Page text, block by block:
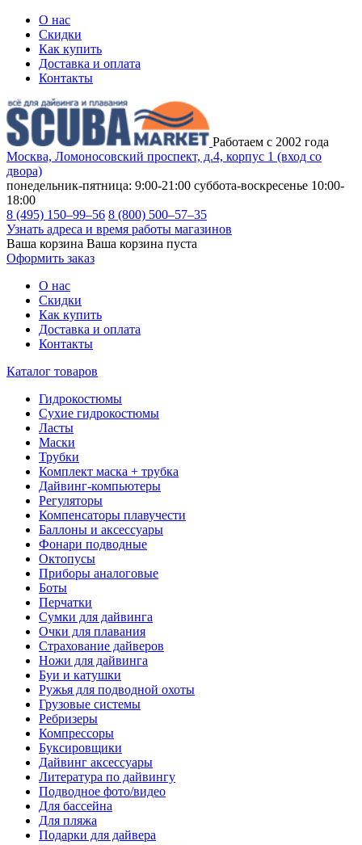
О нас
Скидки
Как купить
Доставка и оплата
Контакты
Работаем с 2002 года
Москва, Ломоносовский проспект, д.4, корпус 1 (вход со
двора)
понедельник-пятница: 9:00-21:00 суббота-воскресенье 10:00-
18:00
8 (495) 150–99–56 8 (800) 500–57–35
Узнать адреса и время работы магазинов
Ваша корзина Ваша корзина пуста
Оформить заказ
О нас
Скидки
Как купить
Доставка и оплата
Контакты
Каталог товаров
Гидрокостюмы
Сухие гидрокостюмы
Ласты
Маски
Трубки
Комплект маска + трубка
Дайвинг-компьютеры
Регуляторы
Компенсаторы плавучести
Баллоны и аксессуары
Фонари подводные
Октопусы
Приборы аналоговые
Боты
Перчатки
Сумки для дайвинга
Очки для плавания
Страхование дайверов
Ножи для дайвинга
Буи и катушки
Ружья для подводной охоты
Грузовые системы
Ребризеры
Компрессоры
Буксировщики
Дайвинг аксессуары
Литература по дайвингу
Подводное фото/видео
Для бассейна
Для пляжа
Подарки для дайвера